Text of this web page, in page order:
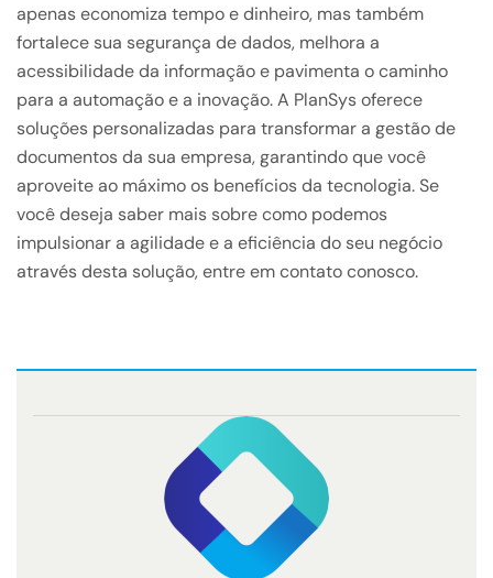
apenas economiza tempo e dinheiro, mas também
fortalece sua segurança de dados, melhora a
acessibilidade da informação e pavimenta o caminho
para a automação e a inovação. A PlanSys oferece
soluções personalizadas para transformar a gestão de
documentos da sua empresa, garantindo que você
aproveite ao máximo os benefícios da tecnologia. Se
você deseja saber mais sobre como podemos
impulsionar a agilidade e a eficiência do seu negócio
através desta solução, entre em contato conosco.